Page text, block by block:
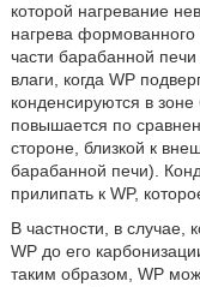
которой нагревание
нагрева
части барабанной
влаги, когда WP
конденсируются в
повышается по
стороне, близкой к
барабанной печи).
прилипать к WP,
В частности, в случае,
WP до его
таким образом, WP